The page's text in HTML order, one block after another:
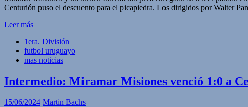
Centurión puso el descuento para el picapiedra. Los dirigidos por Walter
Leer más
1era. División
futbol uruguayo
mas noticias
Intermedio: Miramar Misiones venció 1:0 a
15/06/2024 Martin Bachs